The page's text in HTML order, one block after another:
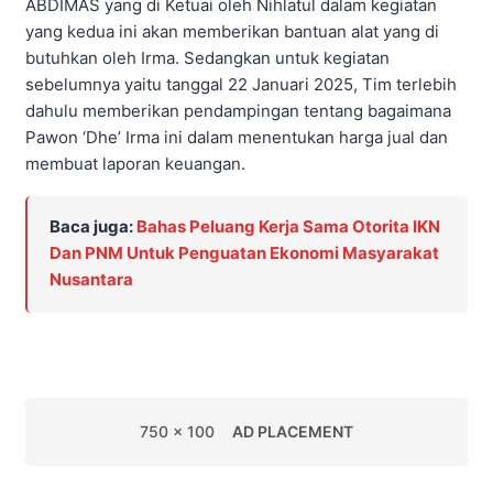
ABDIMAS yang di Ketuai oleh Nihlatul dalam kegiatan
yang kedua ini akan memberikan bantuan alat yang di
butuhkan oleh Irma. Sedangkan untuk kegiatan
sebelumnya yaitu tanggal 22 Januari 2025, Tim terlebih
dahulu memberikan pendampingan tentang bagaimana
Pawon ‘Dhe’ Irma ini dalam menentukan harga jual dan
membuat laporan keuangan.
Baca juga: Bahas Peluang Kerja Sama Otorita IKN
Dan PNM Untuk Penguatan Ekonomi Masyarakat
Nusantara
750 x 100 AD PLACEMENT